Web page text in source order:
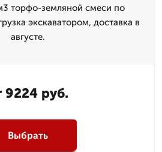
торфо-земляной смеси по
экскаватором, доставка в
августе.
9224 руб.
Выбрать